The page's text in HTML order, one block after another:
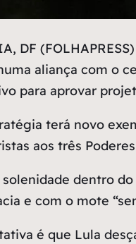
DF
aliança com o
para aprovar
terá novo
aos três
dentro
e com o mote
é que Lula